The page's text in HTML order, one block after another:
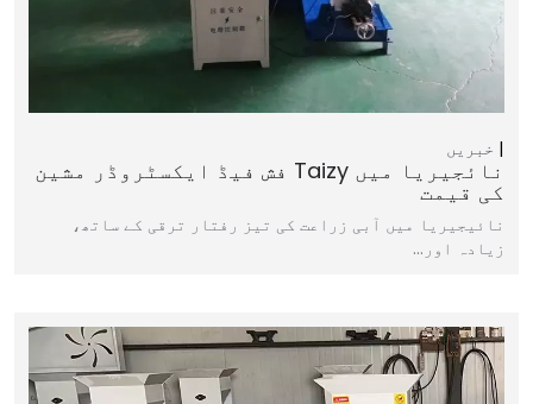
خبریں
نائجیریا میں Taizy فش فیڈ ایکسٹروڈر مشین
کی قیمت
نائیجیریا میں آبی زراعت کی تیز رفتار ترقی کے ساتھ،
زیادہ اور…